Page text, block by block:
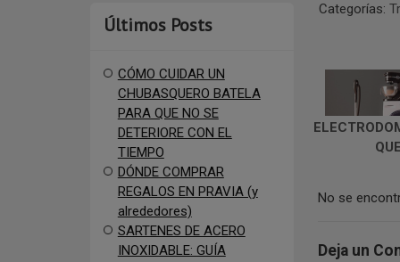
Últimos Posts
CÓMO CUIDAR UN
CHUBASQUERO BATELA
PARA QUE NO SE
DETERIORE CON EL
TIEMPO
DÓNDE COMPRAR
REGALOS EN PRAVIA (y
alrededores)
SARTENES DE ACERO
INOXIDABLE: GUÍA
Categorías:
No se
Deja un